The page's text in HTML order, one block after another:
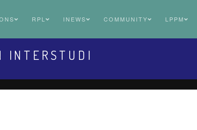
RPL INEWS COMMUNITY LPPM
INTERSTUDI